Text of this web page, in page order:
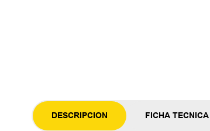
DESCRIPCION FICHA TECNICA